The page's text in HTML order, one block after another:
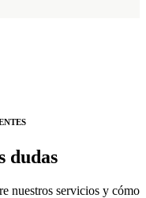
dudas
nuestros servicios y cómo